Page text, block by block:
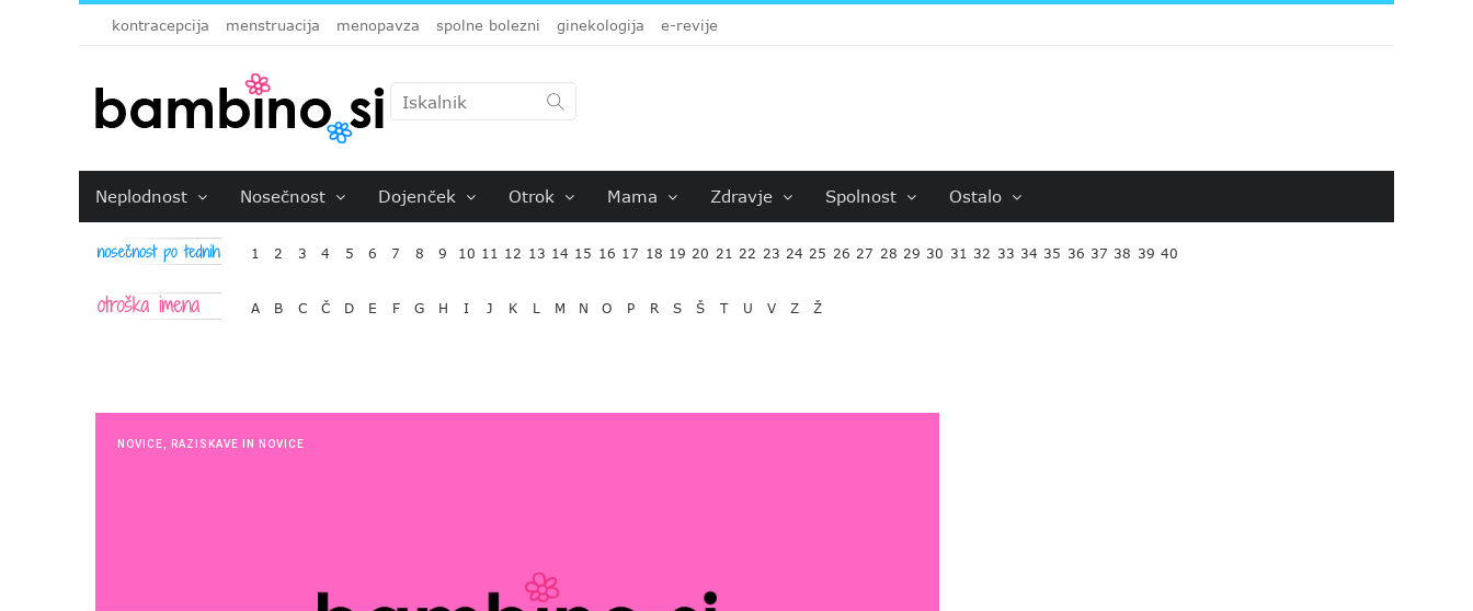
kontracepcija menstruacija menopavza spolne bolezni ginekologija e-revije
Neplodnost Nosečnost Dojenček Otrok Mama Zdravje Spolnost Ostalo
1 2 3 4 5 6 7 8 9 10 11 12 13 14 15 16 17 18 19 20 21 22 23 24 25 26 27 28 29 30 31 32 33 34 35 36 37 38 39 40
A B C Č D E F G H I J K L M N O P R S Š T U V Z Ž
NOVICE RAZISKAVE IN NOVICE